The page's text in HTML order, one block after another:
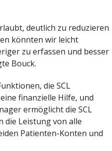
deutlich zu reduzieren
könnten wir leicht
zu erfassen und besser
Bouck.
die SCL
finanzielle Hilfe, und
ermöglicht die SCL
die Leistung von alle
Patienten-Konten und